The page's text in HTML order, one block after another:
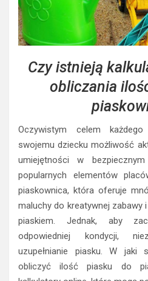
Czy istnieją
obliczania
Oczywistym celem
swojemu dziecku możliwość
umiejętności w
popularnych elementów
piaskownica, która oferuje
maluchy do kreatywnej zabawy
piaskiem. Jednak, aby
odpowiedniej kondycji,
uzupełnianie piasku. W jaki
obliczyć ilość piasku do